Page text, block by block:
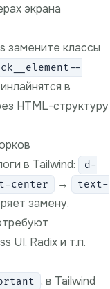
экрана
замените классы
в
HTML-структуру
в Tailwind:
d-
center →
text-
замену.
UI, Radix и т.п.
, в Tailwind